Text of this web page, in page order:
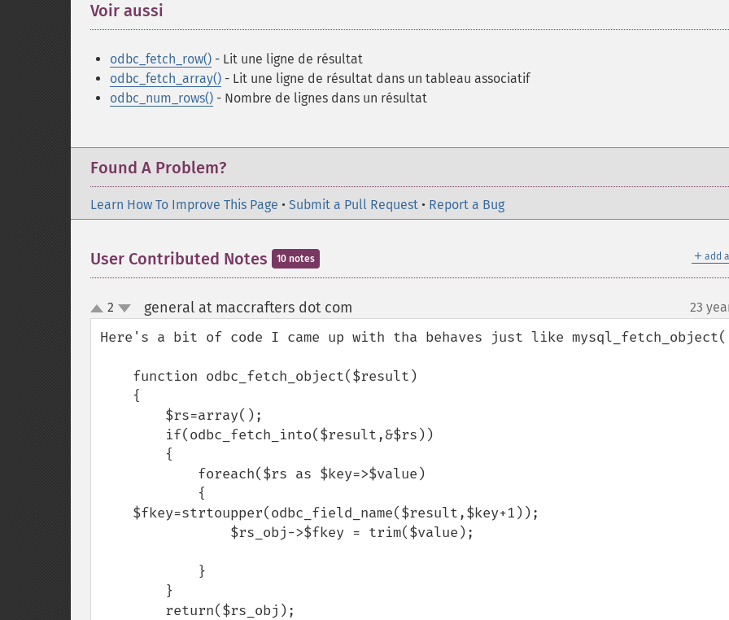
Voir aussi
odbc_fetch_row() - Lit une ligne de résultat
odbc_fetch_array() - Lit une ligne de résultat dans un tableau associatif
odbc_num_rows() - Nombre de lignes dans un résultat
Found A Problem?
Learn How To Improve This Page • Submit a Pull Request • Report a Bug
＋ add
User Contributed Notes 10 notes
up
down
2 general at maccrafters dot com 23
Here's a bit of code I came up with tha behaves just like